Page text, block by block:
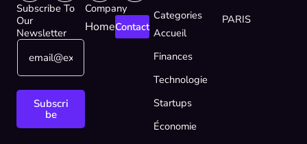
Subscribe To
Our
Newsletter
*
E
l
E
a
Subscri
be
Company
HomeContact
Categories
Accueil
Finances
Technologie
Startups
Économie
PARIS